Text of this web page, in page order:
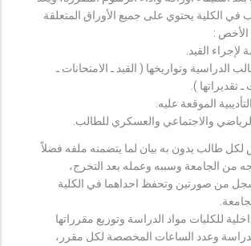
الكلية يحتوي على جميع الأوراق المتعلقة
الأخص :
لإجراء القيد.
الدراسية وتواريخها ( القيد ـ الامتحانات ـ
ـ تقديراتها ).
الموقعة عليه.
والاجتماعي والعسكري للطالب.
طالب يدون به بيان لما يتضمنه ملفه فضلاً
من الجامعة وسببه وعمله بعد التخرج،
من صورتين وتحفظ احداهما في الكلية
للكليات مواد الدراسة وتوزيع مقرراتها
وعدد الساعات المخصصة لكل مقرر،